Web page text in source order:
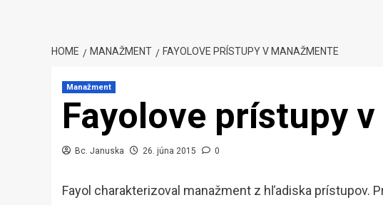
HOME MANAŽMENT FAYOLOVE PRÍSTUPY V MANAŽMENTE
Manažment
Fayolove prístupy
Bc. Januska 26. júna 2015 0
Fayol charakterizoval manažment z hľadiska prístupov.